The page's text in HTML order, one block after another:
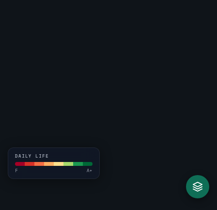
DAILY LIFE
F A+